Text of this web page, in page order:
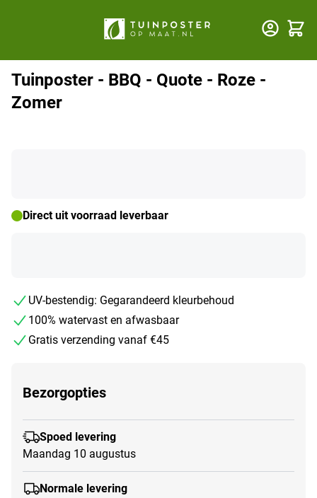
Tuinposter - BBQ - Quote - Roze -
Zomer
Direct uit voorraad leverbaar
UV-bestendig: Gegarandeerd kleurbehoud
100% watervast en afwasbaar
Gratis verzending vanaf €45
Bezorgopties
Spoed levering
Maandag 10 augustus
Normale levering